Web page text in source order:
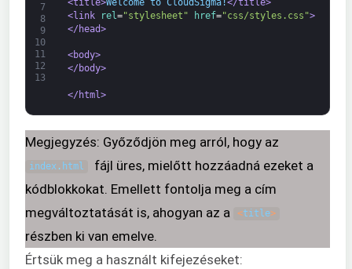
7
8
9
10
11
12
13
<title>Welcome to CloudSigma!</title>
<link
rel="stylesheet" href="css/styles.css">
</head>
<body>
</body>
</html>
Megjegyzés: Győződjön meg arról, hogy az
index. html
fájl üres, mielőtt hozzáadná ezeket a
kódblokkokat. Emellett fontolja meg a cím
megváltoztatását is, ahogyan az a
<title>
részben ki van emelve.
Értsük meg a használt kifejezéseket: